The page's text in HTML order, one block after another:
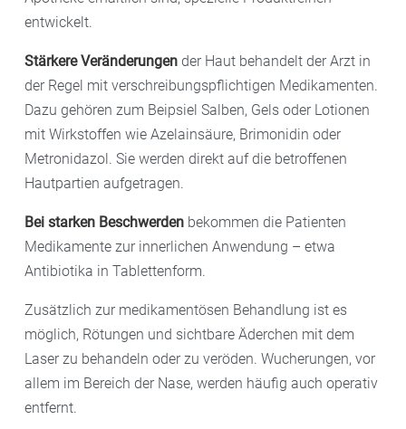
entwickelt.
Stärkere Veränderungen der Haut behandelt der Arzt in
der Regel mit verschreibungspflichtigen Medikamenten.
Dazu gehören zum Beipsiel Salben, Gels oder Lotionen
mit Wirkstoffen wie Azelainsäure, Brimonidin oder
Metronidazol. Sie werden direkt auf die betroffenen
Hautpartien aufgetragen.
Bei starken Beschwerden bekommen die Patienten
Medikamente zur innerlichen Anwendung – etwa
Antibiotika in Tablettenform.
Zusätzlich zur medikamentösen Behandlung ist es
möglich, Rötungen und sichtbare Äderchen mit dem
Laser zu behandeln oder zu veröden. Wucherungen, vor
allem im Bereich der Nase, werden häufig auch operativ
entfernt.